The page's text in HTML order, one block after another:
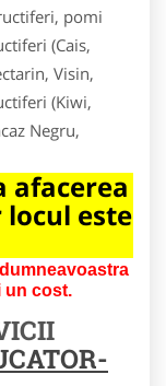
pomi
(Cais,
Visin,
(Kiwi,
Negru,
afacerea
este
un cost.